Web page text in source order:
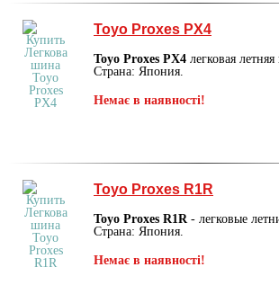
Toyo Proxes PX4
Toyo Proxes PX4 легковая
Страна: Япония.
Немає в наявності!
Toyo Proxes R1R
Toyo Proxes R1R - легковые
Страна: Япония.
Немає в наявності!